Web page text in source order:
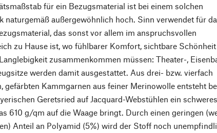
für ein Bezugsmaterial ist bei einem solchen
naturgemäß außergewöhnlich hoch. Sinn verwendet für
das sonst vor allem im anspruchsvollen
zu Hause ist, wo fühlbarer Komfort, sichtbare
zusammenkommen müssen: Theater-,
werden damit ausgestattet. Aus drei- bzw. vierfach
gefärbten Kammgarnen aus feiner Merinowolle entsteht
Geretsried auf Jacquard-Webstühlen ein schweres
610 g/qm auf die Waage bringt. Durch einen geringen
Anteil an Polyamid (5%) wird der Stoff noch